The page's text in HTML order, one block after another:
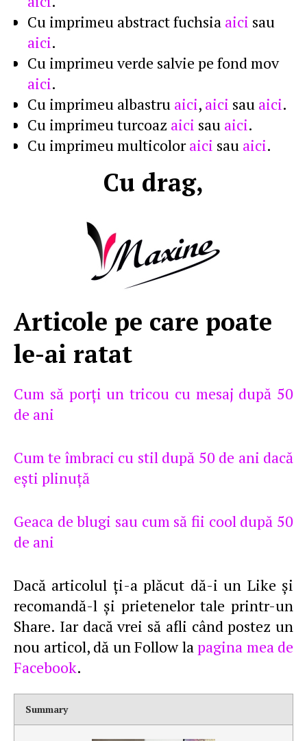
Cu imprimeu abstract fuchsia aici sau
aici.
Cu imprimeu verde salvie pe fond mov
aici.
Cu imprimeu albastru aici, aici sau aici.
Cu imprimeu turcoaz aici sau aici.
Cu imprimeu multicoloraici sau aici.
Cu drag,
Articole pe care poate
le-ai ratat
Cum să porţi un tricou cu mesaj după 50
de ani
Cum te îmbraci cu stil după 50 de ani dacă
eşti plinuţă
Geaca de blugi sau cum să fii cool după 50
de ani
Dacă articolul ţi-a plăcut dă-i un Like şi
recomandă-l şi prietenelor tale printr-un
Share. Iar dacă vrei să afli când postez un
nou articol, dă un Follow lapagina mea de
Facebook.
Summary